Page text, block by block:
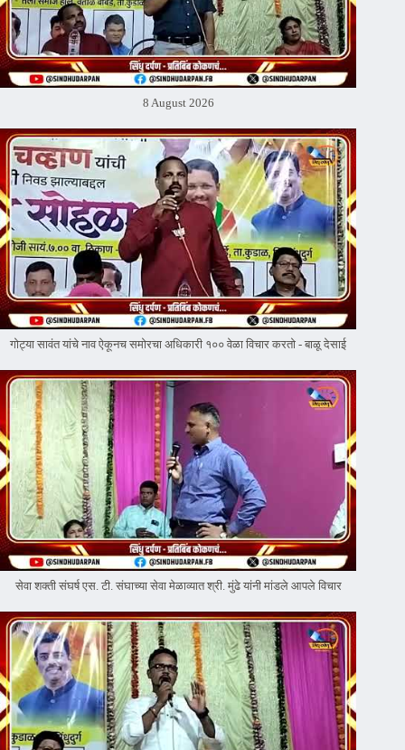
8 August 2026
गोट्या सावंत यांचे नाव ऐकूनच समोरचा अधिकारी १०० वेळा विचार करतो - बाळू देसाई
सेवा शक्ती संघर्ष एस. टी. संघाच्या सेवा मेळाव्यात श्री. मुंढे यांनी मांडले आपले विचार